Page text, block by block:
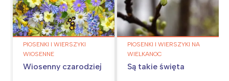
PIOSENKI I WIERSZYKI
WIOSENNE
Wiosenny czarodziej
PIOSENKI I WIERSZYKI NA
WIELKANOC
Są takie święta